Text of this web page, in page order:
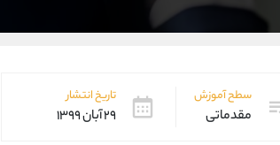
سطح آموزش
مقدماتی
تاریخ انتشار
۲۹ آبان ۱۳۹۹